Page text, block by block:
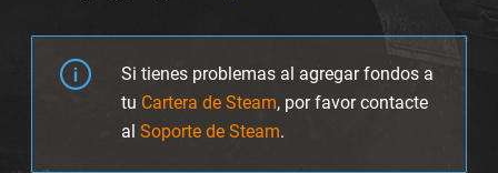
Si tienes problemas al agregar fondos a
tu Cartera de Steam, por favor contacte
al Soporte de Steam.